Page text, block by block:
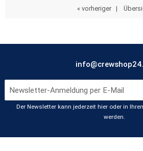
« vorheriger |
Der Newsletter kann jederzeit hier oder in
werden.